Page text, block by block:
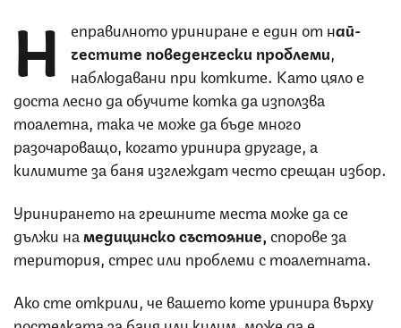
Н еправилното уриниране е един от най-
честите поведенчески проблеми
наблюдавани при котките. Като цяло е
доста лесно да обучите котка да използва
тоалетна, така че може да бъде много
разочароващо, когато уринира другаде, а
килимите за баня изглеждат често срещан избор.
Уринирането на грешните места може да се
дължи намедицинскосъстояние, спорове за
територия, стрес или проблеми с тоалетната.
Ако сте открили, че вашето коте уринира върху
постелката за баня или килим, може да е